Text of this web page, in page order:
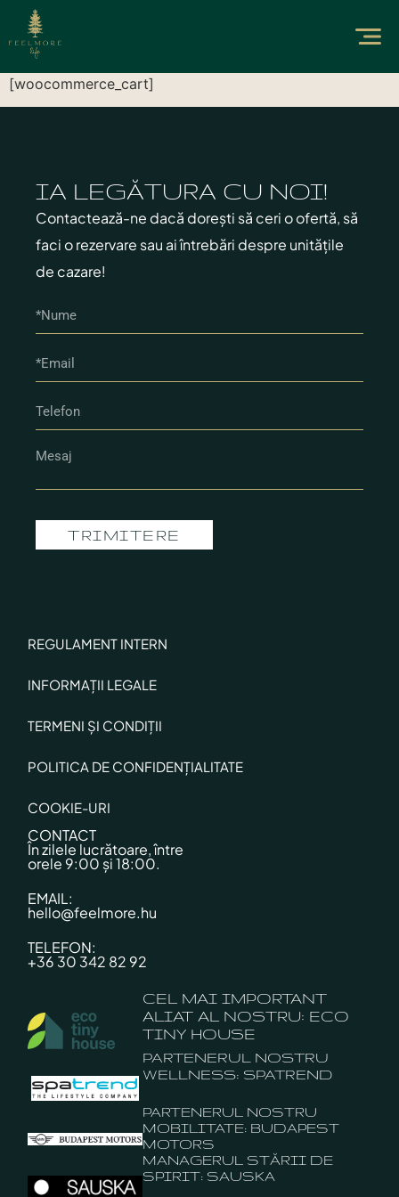
[woocommerce_cart]
IA LEGĂTURA CU NOI!
Contactează-ne dacă dorești să ceri o ofertă, să
faci o rezervare sau ai întrebări despre unitățile
de cazare!
TRIMITERE
REGULAMENT INTERN
INFORMAȚII LEGALE
TERMENI ȘI CONDIȚII
POLITICA DE CONFIDENȚIALITATE
COOKIE-URI
CONTACT
În zilele lucrătoare, între
orele 9:00 și 18:00.
EMAIL:
hello@feelmore.hu
TELEFON:
+36 30 342 82 92
CEL MAI IMPORTANT
ALIAT AL NOSTRU: ECO
TINY HOUSE
PARTENERUL NOSTRU
WELLNESS: SPATREND
PARTENERUL NOSTRU
MOBILITATE: BUDAPEST
MOTORS
MANAGERUL STĂRII DE
SPIRIT: SAUSKA